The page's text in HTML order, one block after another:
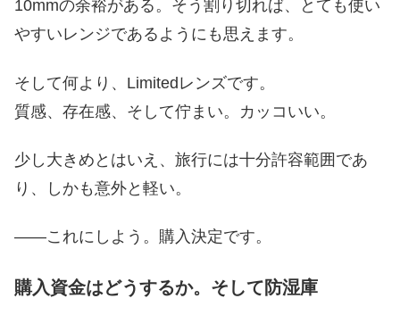
10mmの余裕がある。そう割り切れば、とても使い
やすいレンジであるようにも思えます。
そして何より、Limitedレンズです。
質感、存在感、そして佇まい。カッコいい。
少し大きめとはいえ、旅行には十分許容範囲であ
り、しかも意外と軽い。
――これにしよう。購入決定です。
購入資金はどうするか。そして防湿庫